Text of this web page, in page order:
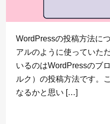
WordPressの投稿方法に
アルのように使っていた
いるのはWordPressのブ
ルク）の投稿方法です。
なるかと思い […]